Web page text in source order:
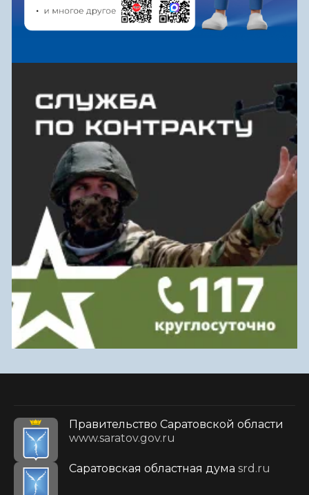
Правительство Саратовской области
www.saratov.gov.ru
Саратовская областная дума srd.ru